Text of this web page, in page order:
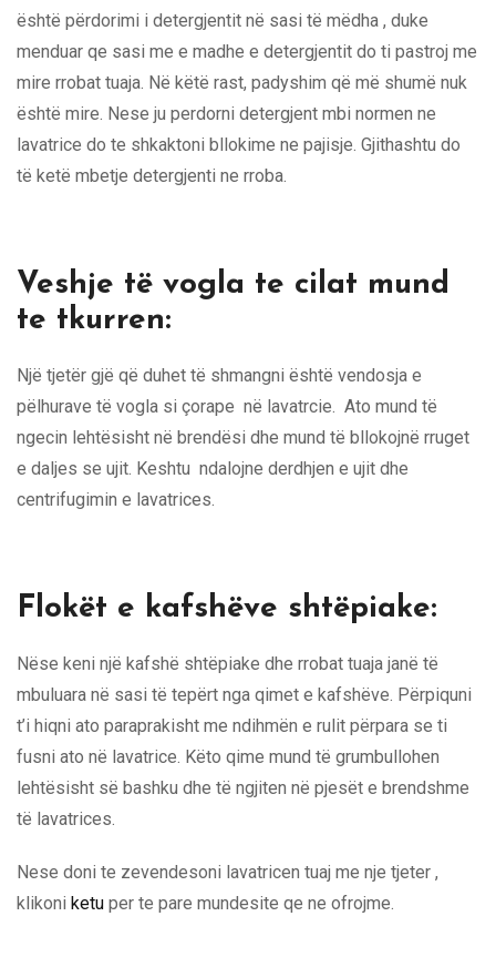
është përdorimi i detergjentit në sasi të mëdha , duke
menduar qe sasi me e madhe e detergjentit do ti pastroj me
mire rrobat tuaja. Në këtë rast, padyshim që më shumë nuk
është mire. Nese ju perdorni detergjent mbi normen ne
lavatrice do te shkaktoni bllokime ne pajisje. Gjithashtu do
të ketë mbetje detergjenti ne rroba.
Veshje të vogla te cilat mund
te tkurren:
Një tjetër gjë që duhet të shmangni është vendosja e
pëlhurave të vogla si çorape në lavatrcie. Ato mund të
ngecin lehtësisht në brendësi dhe mund të bllokojnë rruget
e daljes se ujit. Keshtu ndalojne derdhjen e ujit dhe
centrifugimin e lavatrices.
Flokët e kafshëve shtëpiake:
Nëse keni një kafshë shtëpiake dhe rrobat tuaja janë të
mbuluara në sasi të tepërt nga qimet e kafshëve. Përpiquni
t’i hiqni ato paraprakisht me ndihmën e rulit përpara se ti
fusni ato në lavatrice. Këto qime mund të grumbullohen
lehtësisht së bashku dhe të ngjiten në pjesët e brendshme
të lavatrices.
Nese doni te zevendesoni lavatricen tuaj me nje tjeter ,
klikoni ketu per te pare mundesite qe ne ofrojme.